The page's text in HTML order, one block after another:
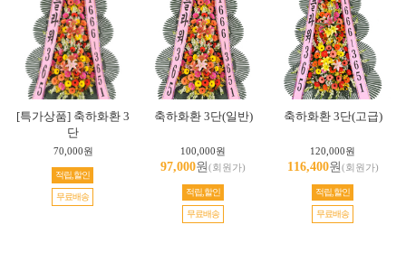
[특가상품] 축하화환 3
단
70,000원
적립,할인
무료배송
축하화환 3단(일반)
100,000원
97,000원(회원가)
적립,할인
무료배송
축하화환 3단(고급)
120,000원
116,400원(회원가)
적립,할인
무료배송